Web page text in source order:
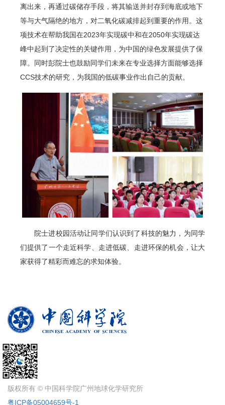
离出来，再通过碳储存手段，将其输送并封存到海底或地下
等与大气隔绝的地方，对二氧化碳减排起到重要的作用。这
项技术在帮助我国在2023年实现碳中和在2050年实现碳达
峰中起到了决定性的关键作用，为中国的绿色发展提供了保
障。同时彭院士也鼓励同学们未来在专业选择方面能够选择
CCS技术的研究，为我国的低碳事业作出自己的贡献。
院士进校园活动让同学们认识到了科技的魅力，为同学
们提供了一个走近科学、走进低碳、走进环保的机会，让大
家获得了精彩而难忘的求知体验。
版权所有 © 中国科学院广州地球化学研究所
粤ICP备05004659号-1